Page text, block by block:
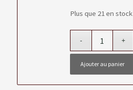
Plus que 21 en stock
Ajouter au panier